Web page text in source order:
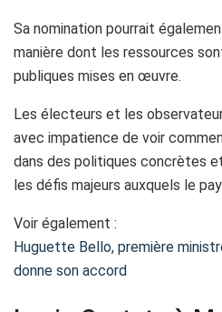
Sa nomination pourrait
manière dont les ressources
publiques mises en œuvre.
Les électeurs et les
avec impatience de voir
dans des politiques concrètes
les défis majeurs auxquels le
Voir également :
Huguette Bello, première
donne son accord